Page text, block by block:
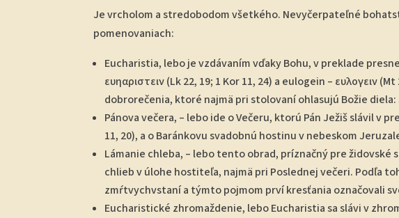
Je vrcholom a stredobodom všetkého. Nevyčerpateľné
pomenovaniach:
Eucharistia, lebo je vzdávaním vďaky Bohu, v preklade
ευηαριστειν (Lk 22, 19; 1 Kor 11, 24) a eulogein – ευλογειν
dobrorečenia, ktoré najmä pri stolovaní ohlasujú Božie
Pánova večera, – lebo ide o Večeru, ktorú Pán Ježiš slávil v
11, 20), a o Baránkovu svadobnú hostinu v nebeskom
Lámanie chleba, – lebo tento obrad, príznačný pre
chlieb v úlohe hostiteľa, najmä pri Poslednej večeri. Podľa
zmŕtvychvstaní a týmto pojmom prví kresťania označovali
Eucharistické zhromaždenie, lebo Eucharistia sa slávi v